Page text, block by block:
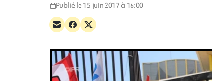
Publié le 15 juin 2017 à 16:00